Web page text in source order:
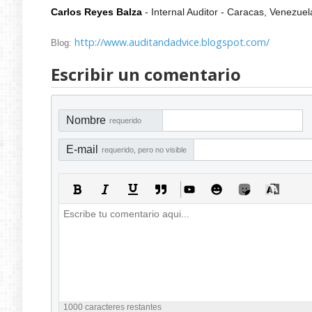
Carlos Reyes Balza - Internal Auditor - Caracas,
Blog: http://www.auditandadvice.blogspot.com/
Escribir un comentario
Nombre requerido
E-mail requerido, pero no visible
1000 caracteres restantes